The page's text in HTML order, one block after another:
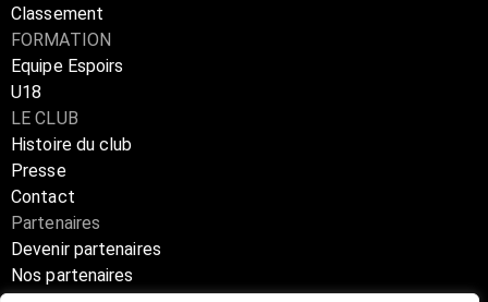
Classement
FORMATION
Equipe Espoirs
U18
LE CLUB
Histoire du club
Presse
Contact
Partenaires
Devenir partenaires
Nos partenaires